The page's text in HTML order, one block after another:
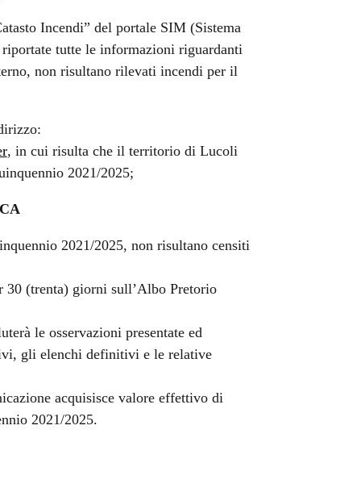
Incendi” del portale SIM (Sistema
tutte le informazioni riguardanti
non risultano rilevati incendi per il
, in cui risulta che il territorio di Lucoli
2021/2025;
2021/2025, non risultano censiti
30 (trenta) giorni sull’Albo Pretorio
le osservazioni presentate ed
gli elenchi definitivi e le relative
acquisisce valore effettivo di
2021/2025.